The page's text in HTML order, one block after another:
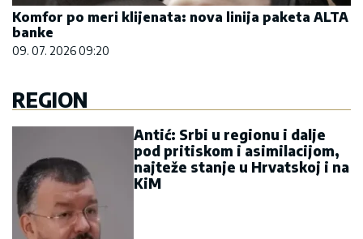
Komfor po meri klijenata: nova linija paketa ALTA
banke
09. 07. 2026 09:20
REGION
Antić: Srbi u regionu i dalje
pod pritiskom i asimilacijom,
najteže stanje u Hrvatskoj i na
KiM